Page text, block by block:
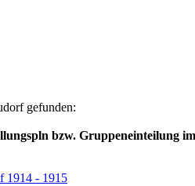
gefunden:
bzw. Gruppeneinteilung
1914 - 1915